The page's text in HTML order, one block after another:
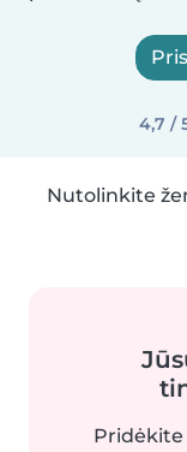
4,7 /
Nutolinkite
Pridėkite